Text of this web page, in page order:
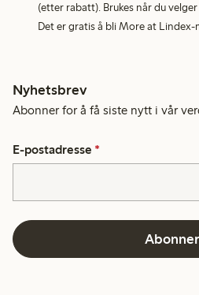
(etter rabatt). Brukes når du
Det er gratis å bli More at Lindex-
Nyhetsbrev
Abonner for å få siste nytt i vår
E-postadresse *